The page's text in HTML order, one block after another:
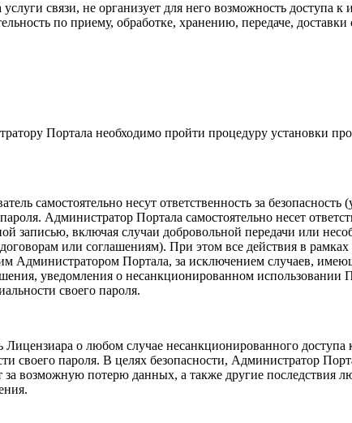
связи, не организует для него возможность
по приему, обработке, хранению, передаче,
Портала необходимо пройти процедуру установки
самостоятельно несут ответственность за
Администратор Портала самостоятельно несет
записью, включая случаи добровольной передачи или
или соглашениям). При этом все действия в
Администратором Портала, за исключением случаев,
уведомления о несанкционированном
своего пароля.
о любом случае несанкционированного
пароля. В целях безопасности, Администратор
возможную потерю данных, а также другие последствия